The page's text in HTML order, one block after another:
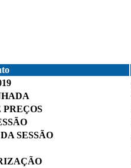
PREÇOS
SESSÃO